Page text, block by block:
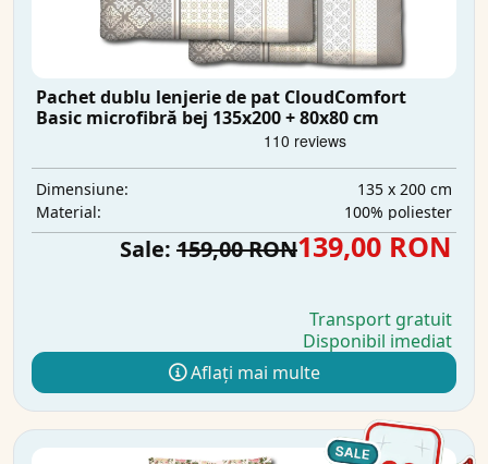
Pachet dublu lenjerie de pat CloudComfort
Basic microfibră bej 135x200 + 80x80 cm
Dimensiune:
135 x 200 cm
Material:
100% poliester
Sale: 159,00 RON139,00 RON
Transport gratuit
Disponibil imediat
Aflați mai multe